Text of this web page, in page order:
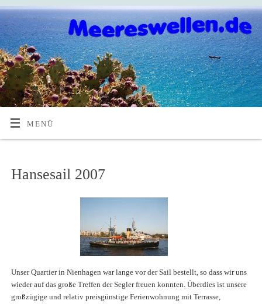
MENÜ
Hansesail 2007
Unser Quartier in Nienhagen war lange vor der Sail bestellt, so dass wir uns
wieder auf das große Treffen der Segler freuen konnten. Überdies ist unsere
großzügige und relativ preisgünstige Ferienwohnung mit Terrasse,